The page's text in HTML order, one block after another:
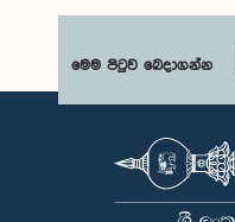
මෙම පිටුව බෙදාගන්න